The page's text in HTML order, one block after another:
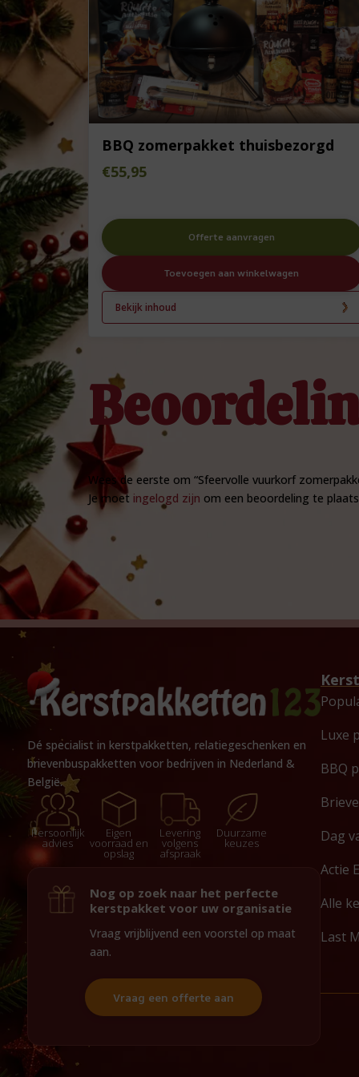
BBQ zomerpakket thuisbezorgd
€55,95
Offerte aanvragen
Toevoegen aan winkelwagen
Bekijk inhoud
Wees de eerste om “Sfeervolle vuurkorf
Je moet ingelogd zijn om een beoordeling te
Dé specialist in kerstpakketten, relatiegeschenken en
brievenbuspakketten voor bedrijven in Nederland &
België.
Persoonlijk
advies
Eigen
voorraad en
opslag
Levering
volgens
afspraak
Duurzame
keuzes
Nog op zoek naar het perfecte
kerstpakket voor uw organisatie
Vraag vrijblijvend een voorstel op maat
aan.
Vraag een offerte aan
Luxe
BBQ
Dag
Actie
Alle
Last